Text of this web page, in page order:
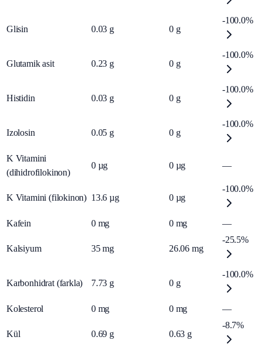
Glisin 0.03 g 0 g
-100.0%
Glutamik asit 0.23 g 0 g
-100.0%
Histidin 0.03 g 0 g
-100.0%
Izolosin 0.05 g 0 g
-100.0%
K Vitamini
(dihidrofilokinon)
0 µg 0 µg —
K Vitamini (filokinon) 13.6 µg 0 µg
-100.0%
Kafein 0 mg 0 mg —
Kalsiyum 35 mg 26.06 mg
-25.5%
Karbonhidrat (farkla) 7.73 g 0 g
-100.0%
Kolesterol 0 mg 0 mg —
Kül 0.69 g 0.63 g
-8.7%